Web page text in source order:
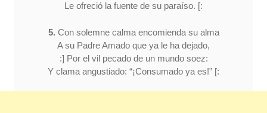
Le ofreció la fuente de su paraíso. [:
5. Con solemne calma encomienda su alma
A su Padre Amado que ya le ha dejado,
:] Por el vil pecado de un mundo soez:
Y clama angustiado: “¡Consumado ya es!” [: